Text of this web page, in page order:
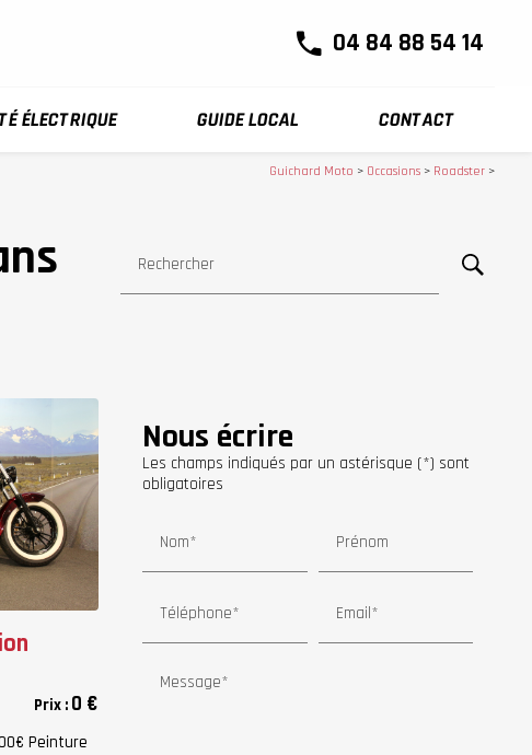
04 84 88 54 14
ÉLECTRIQUE GUIDE LOCAL CONTACT
Guichard Moto > Occasions > Roadster >
Rechercher
Prix : 0 €
Peinture
Nous écrire
Les champs indiqués par un astérisque (*) sont
obligatoires
Nom* Prénom
Téléphone* Email*
Message*